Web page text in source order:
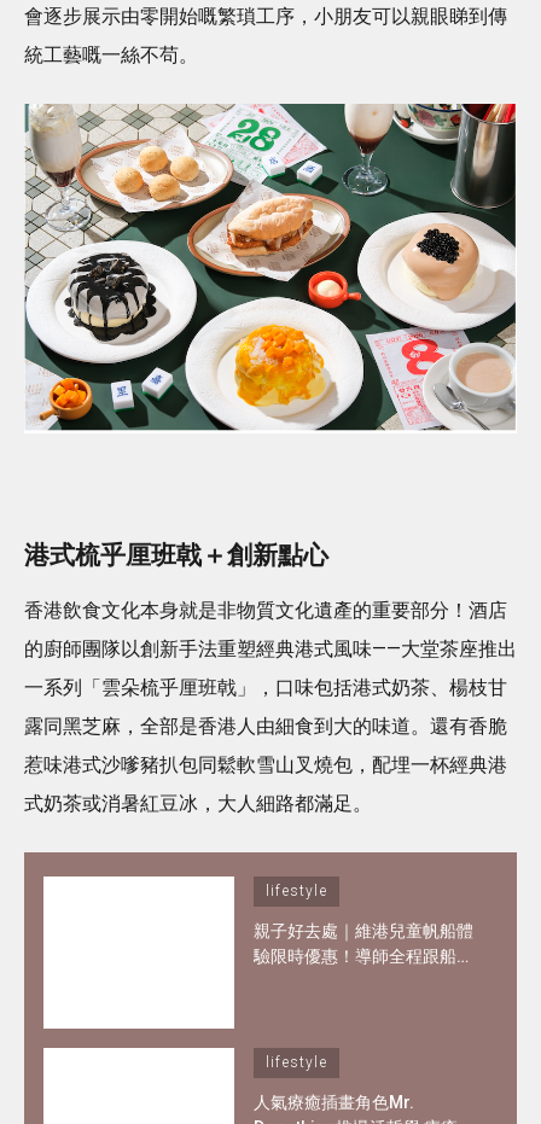
會逐步展示由零開始嘅繁瑣工序，小朋友可以親眼睇到傳
統工藝嘅一絲不苟。
港式梳乎厘班戟＋創新點心
香港飲食文化本身就是非物質文化遺產的重要部分！酒店
的廚師團隊以創新手法重塑經典港式風味——大堂茶座推出
一系列「雲朵梳乎厘班戟」，口味包括港式奶茶、楊枝甘
露同黑芝麻，全部是香港人由細食到大的味道。還有香脆
惹味港式沙嗲豬扒包同鬆軟雪山叉燒包，配埋一杯經典港
式奶茶或消暑紅豆冰，大人細路都滿足。
lifestyle
親子好去處｜維港兒童帆船體
驗限時優惠！導師全程跟船、
lifestyle
人氣療癒插畫角色Mr.